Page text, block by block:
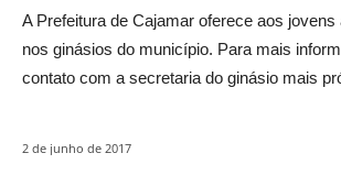
A Prefeitura de Cajamar oferece aos jovens
nos ginásios do município. Para mais
contato com a secretaria do ginásio mais
2 de junho de 2017